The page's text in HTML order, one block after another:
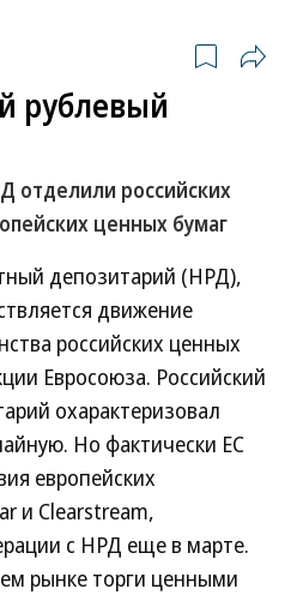
рублевый
отделили российских
ценных бумаг
депозитарий (НРД),
движение
российских ценных
Евросоюза. Российский
охарактеризовал
Но фактически ЕС
европейских
и Clearstream,
с НРД еще в марте.
рынке торги ценными